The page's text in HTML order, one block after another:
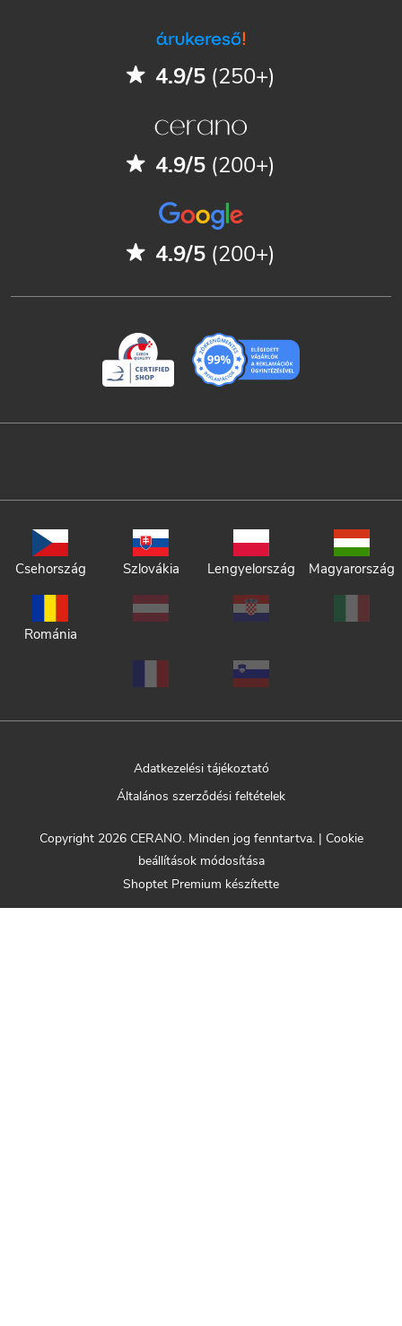
4.9/5 (250+)
4.9/5 (200+)
4.9/5 (200+)
Csehország Szlovákia Lengyelország Magyarország
Románia
Adatkezelési tájékoztató
Általános szerződési feltételek
Shoptet Premium készítette
Copyright 2026 CERANO. Minden jog fenntartva. | Cookie
beállítások módosítása